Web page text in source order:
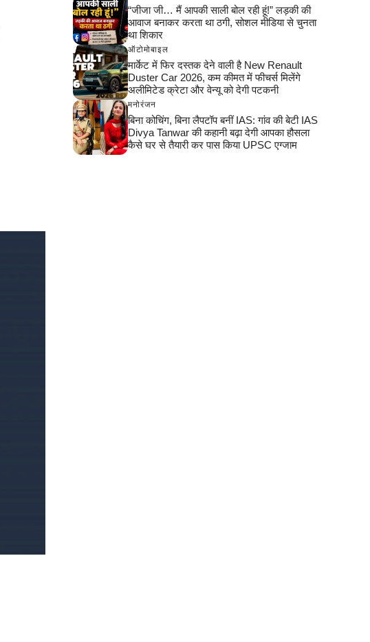
“जीजा जी… मैं आपकी साली बोल रही हूं!” लड़की की
आवाज बनाकर करता था ठगी, सोशल मीडिया से चुनता
था शिकार
ऑटोमोबाइल
मार्केट में फिर दस्तक देने वाली है New Renault
Duster Car 2026, कम कीमत में फीचर्स मिलेंगे
अलीमिटेड क्रेटा और वेन्यू को देगी पटकनी
मनोरंजन
बिना कोचिंग, बिना लैपटॉप बनीं IAS: गांव की बेटी IAS
Divya Tanwar की कहानी बढ़ा देगी आपका हौसला
कैसे घर से तैयारी कर पास किया UPSC एग्जाम